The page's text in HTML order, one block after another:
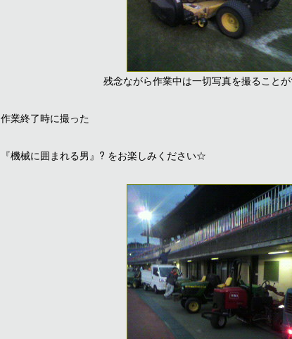
残念ながら作業中は一切写真を撮ること
作業終了時に撮った
『機械に囲まれる男』? をお楽しみください☆